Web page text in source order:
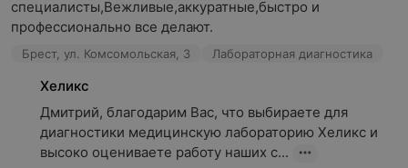
специалисты,Вежливые,аккуратные,быстро и
профессионально все делают.
Брест, ул. Комсомольская, 3 Лабораторная диагностика
Хеликс
Дмитрий, благодарим Вас, что выбираете для
диагностики медицинскую лабораторию Хеликс и
высоко оцениваете работу наших с...